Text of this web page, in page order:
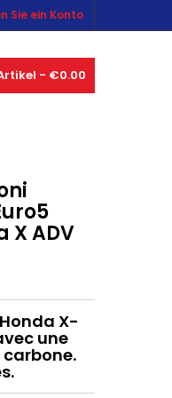
Sie ein Konto
- €0.00
ADV
X-
une